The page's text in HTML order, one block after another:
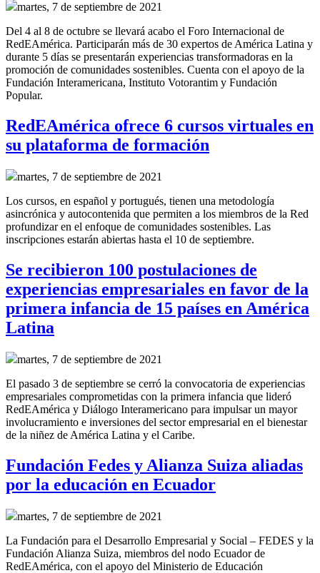
martes, 7 de septiembre de 2021
Del 4 al 8 de octubre se llevará acabo el Foro Internacional de
RedEAmérica. Participarán más de 30 expertos de América Latina y
durante 5 días se presentarán experiencias transformadoras en la
promoción de comunidades sostenibles. Cuenta con el apoyo de la
Fundación Interamericana, Instituto Votorantim y Fundación
Popular.
RedEAmérica ofrece 6 cursos virtuales en
su plataforma de formación
martes, 7 de septiembre de 2021
Los cursos, en español y portugués, tienen una metodología
asincrónica y autocontenida que permiten a los miembros de la Red
profundizar en el enfoque de comunidades sostenibles. Las
inscripciones estarán abiertas hasta el 10 de septiembre.
Se recibieron 100 postulaciones de
experiencias empresariales en favor de la
primera infancia de 15 países en América
Latina
martes, 7 de septiembre de 2021
El pasado 3 de septiembre se cerró la convocatoria de experiencias
empresariales comprometidas con la primera infancia que lideró
RedEAmérica y Diálogo Interamericano para impulsar un mayor
involucramiento e inversiones del sector empresarial en el bienestar
de la niñez de América Latina y el Caribe.
Fundación Fedes y Alianza Suiza aliadas
por la educación en Ecuador
martes, 7 de septiembre de 2021
La Fundación para el Desarrollo Empresarial y Social – FEDES y la
Fundación Alianza Suiza, miembros del nodo Ecuador de
RedEAmérica, con el apoyo del Ministerio de Educación